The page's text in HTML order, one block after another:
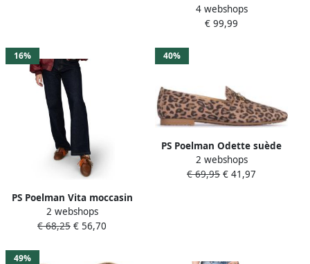
4 webshops
€ 99,99
16%
PS Poelman Vita moccasin
middelbruin 40
2 webshops
€ 68,25 € 56,70
40%
PS Poelman Odette suède
loafers met panterprint
bruin zwart
2 webshops
€ 69,95 € 41,97
49%